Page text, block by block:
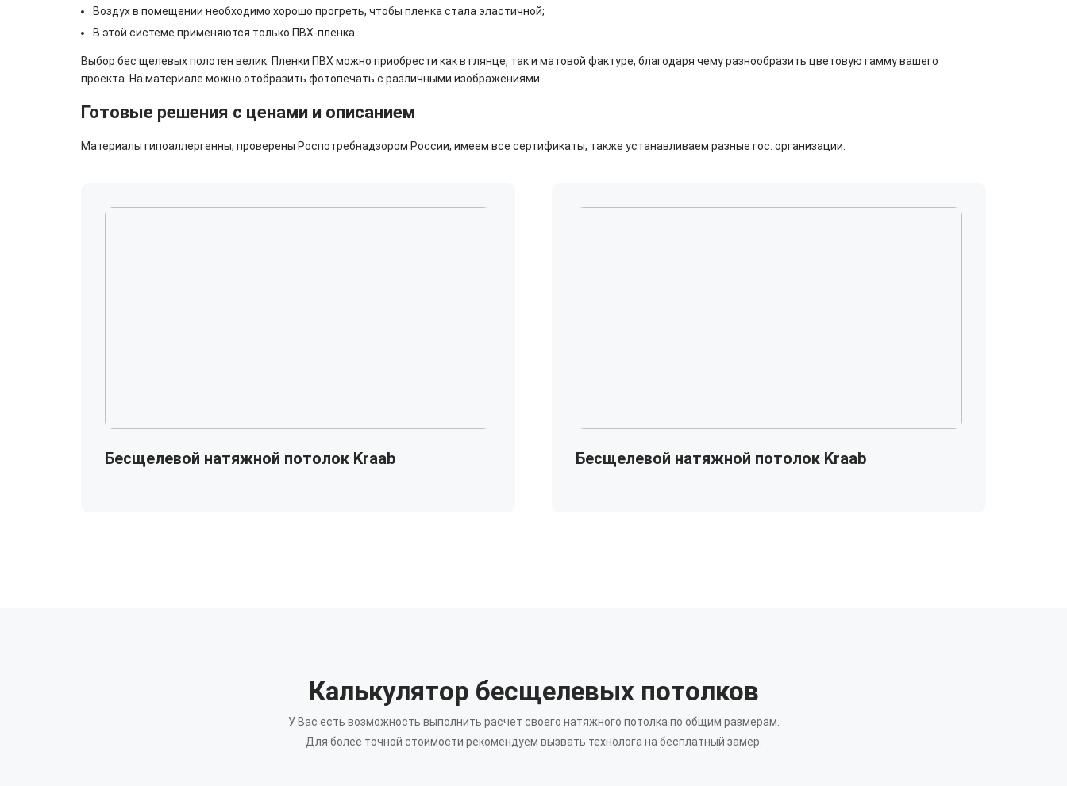
Воздух в помещении необходимо хорошо прогреть, чтобы пленка стала эластичной;
В этой системе применяются только ПВХ-пленка.
Выбор бес щелевых полотен велик. Пленки ПВХ можно приобрести как в глянце, так и матовой фактуре, благодаря чему разнообразить цветовую гамму вашего
проекта. На материале можно отобразить фотопечать с различными изображениями.
Готовые решения с ценами и описанием
Материалы гипоаллергенны, проверены Роспотребнадзором России, имеем все сертификаты, также устанавливаем разные гос. организации.
Бесщелевой натяжной потолок Kraab Бесщелевой натяжной потолок Kraab
Калькулятор бесщелевых потолков
У Вас есть возможность выполнить расчет своего натяжного потолка по общим размерам.
Для более точной стоимости рекомендуем вызвать технолога на бесплатный замер.